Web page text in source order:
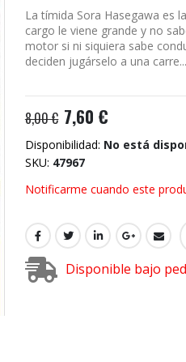
La tímida Sora Hasegawa es
cargo le viene grande y no
motor si ni siquiera sabe
deciden jugárselo a una carre...
8,00 € 7,60 €
Disponibilidad: No está
SKU 47967
Notificarme cuando este
Disponible bajo